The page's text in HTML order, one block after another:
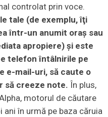
controlat prin voce.
tale (de exemplu, îţi
într-un anumit oraş sau
apropiere) şi este
telefon întâlnirile pe
e-mail-uri, să caute o
să creeze note. În plus,
motorul de căutare
în urmă pe baza căruia